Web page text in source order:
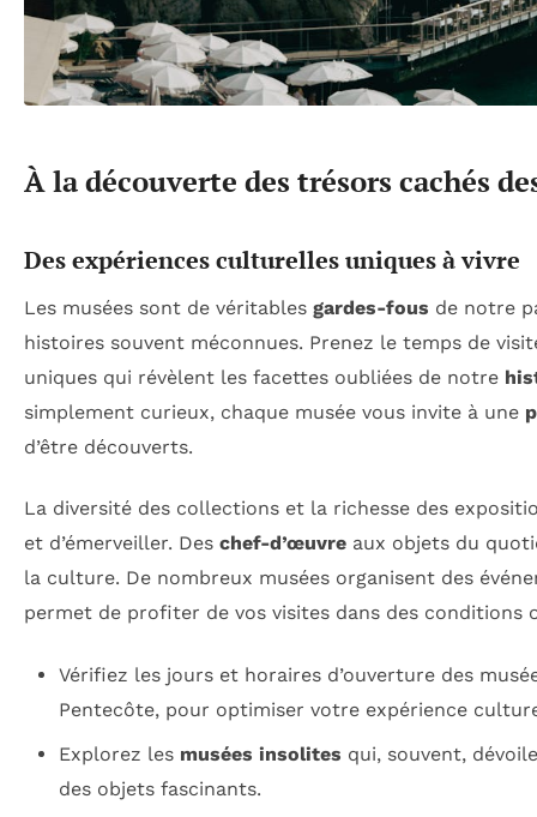
À la découverte des trésors cachés
Des expériences culturelles uniques à vivre
Les musées sont de véritables gardes-fous de notre
histoires souvent méconnues. Prenez le temps de
uniques qui révèlent les facettes oubliées de notre
simplement curieux, chaque musée vous invite à une
d’être découverts.
La diversité des collections et la richesse des
et d’émerveiller. Des chef-d’œuvre aux objets du
la culture. De nombreux musées organisent des
permet de profiter de vos visites dans des conditions
Vérifiez les jours et horaires d’ouverture des
Pentecôte, pour optimiser votre expérience
Explorez les musées insolites qui, souvent,
des objets fascinants.